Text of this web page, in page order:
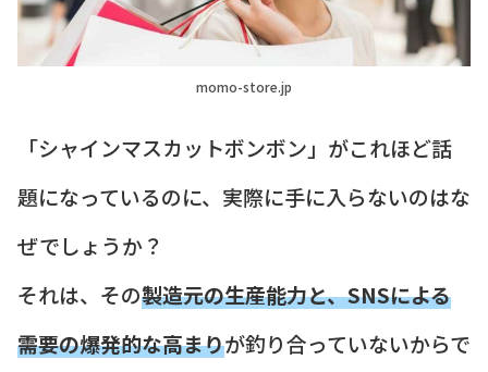
momo-store.jp
「シャインマスカットボンボン」がこれほど話
題になっているのに、実際に手に入らないのはな
ぜでしょうか？
それは、その製造元の生産能力と、SNSによる
需要の爆発的な高まりが釣り合っていないからで